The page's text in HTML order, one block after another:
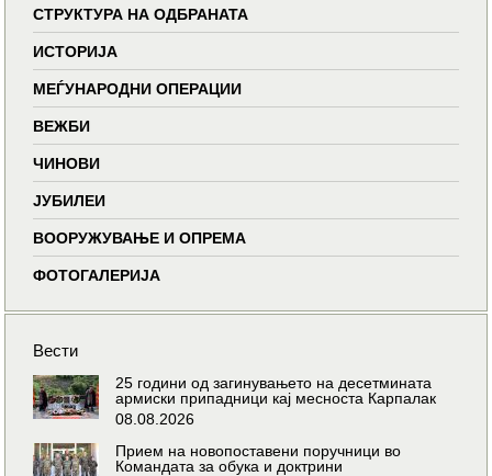
СТРУКТУРА НА ОДБРАНАТА
ИСТОРИЈА
МЕЃУНАРОДНИ ОПЕРАЦИИ
ВЕЖБИ
ЧИНОВИ
ЈУБИЛЕИ
ВООРУЖУВАЊЕ И ОПРЕМА
ФОТОГАЛЕРИЈА
Вести
25 години од загинувањето на десетмината
армиски припадници кај месноста Карпалак
08.08.2026
Прием на новопоставени поручници во
Командата за обука и доктрини